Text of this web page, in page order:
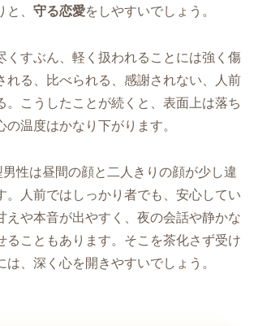
、 守る恋愛をしやすいでしょう。
くすぶん、軽く扱われることには強く傷
れる、比べられる、感謝されない、人前
。こうしたことが続くと、表面上は落ち
の温度はかなり下がります。
男性は昼間の顔と二人きりの顔が少し違
。人前ではしっかり者でも、安心してい
えや本音が出やすく、夜の会話や静かな
ることもあります。そこを茶化さず受け
は、深く心を開きやすいでしょう。